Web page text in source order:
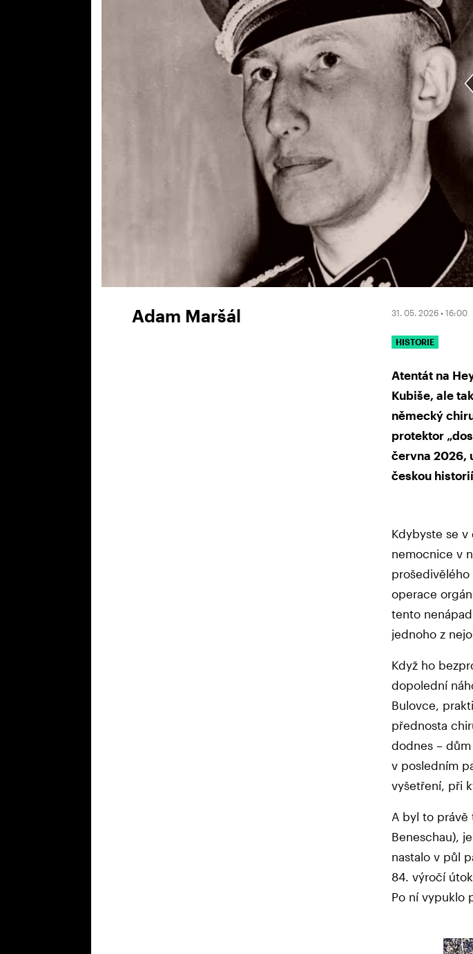
Adam Maršál 31. 05. 2026 • 16:00
HISTORIE
Atentát na
Kubiše, ale
německý
protektor
června 2026,
českou
Kdybyste se
nemocnice v
operace
tento
jednoho z
Když ho
dopolední
Bulovce,
přednosta
dodnes –
v posledním
vyšetření, při
A byl to právě
Beneschau),
nastalo v půl
84. výročí
Po ní vypuklo